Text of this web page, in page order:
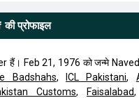
की प्रोफाइल
हैं। Feb 21, 1976 को जन्मे
Badshahs, ICL Pakistani,
Customs, Faisalabad,